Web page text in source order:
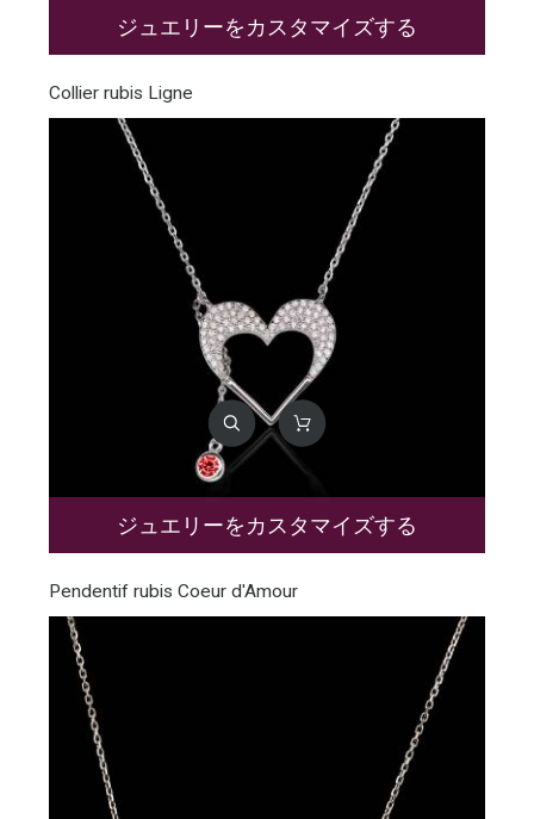
ジュエリーをカスタマイズする
Collier rubis Ligne
ジュエリーをカスタマイズする
Pendentif rubis Coeur d'Amour